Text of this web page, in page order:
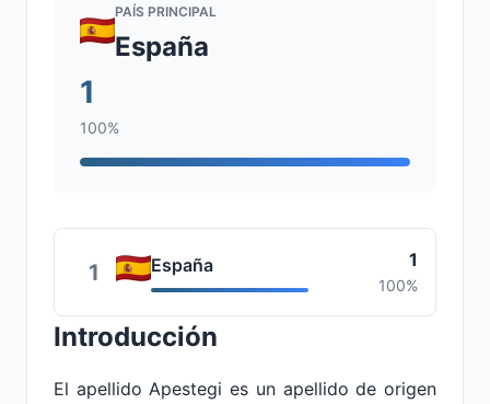
PAÍS PRINCIPAL
España
1
100%
1 España 1
100%
Introducción
El apellido Apestegi es un apellido de origen